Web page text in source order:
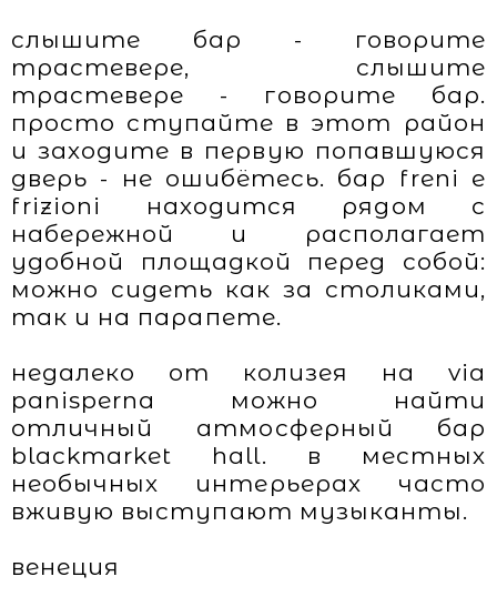
слышите бар - говорите
трастевере, слышите
трастевере - говорите бар.
просто ступайте в этот район
и заходите в первую попавшуюся
дверь - не ошибётесь. бар freni e
frizioni находится рядом с
набережной и располагает
удобной площадкой перед собой:
можно сидеть как за столиками,
так и на парапете.
недалеко от колизея на via
panisperna можно найти
отличный атмосферный бар
blackmarket hall. в местных
необычных интерьерах часто
вживую выступают музыканты.
венеция